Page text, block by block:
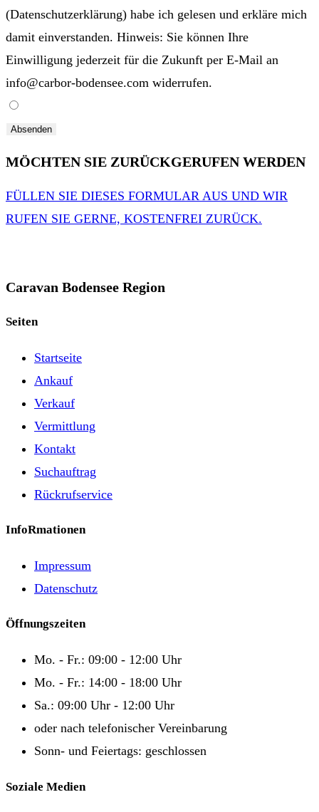
(Datenschutzerklärung) habe ich gelesen und erkläre mich
damit einverstanden. Hinweis: Sie können Ihre
Einwilligung jederzeit für die Zukunft per E-Mail an
info@carbor-bodensee.com widerrufen.
Absenden
MÖCHTEN SIE ZURÜCKGERUFEN WERDEN
FÜLLEN SIE DIESES FORMULAR AUS UND WIR
RUFEN SIE GERNE, KOSTENFREI ZURÜCK.
Caravan Bodensee Region
Seiten
Startseite
Ankauf
Verkauf
Vermittlung
Kontakt
Suchauftrag
Rückrufservice
InfoRmationen
Impressum
Datenschutz
Öffnungszeiten
Mo. - Fr.: 09:00 - 12:00 Uhr
Mo. - Fr.: 14:00 - 18:00 Uhr
Sa.: 09:00 Uhr - 12:00 Uhr
oder nach telefonischer Vereinbarung
Sonn- und Feiertags: geschlossen
Soziale Medien